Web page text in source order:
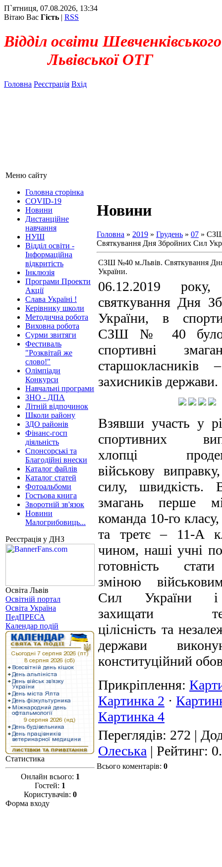
П`ятниця, 07.08.2026, 13:34
Вітаю Вас Гість | RSS
Відділ освіти
Львівської ОТГ
Головна Реєстрація Вхід
Меню сайту
Головна сторінка
COVID-19
Новини
Дистанційне
навчання
НУШ
Відділ освіти -
Інформаційна
відкритість
Інклюзія
Програми Проекти
Акції
Слава Україні !
Керівнику школи
Методична робота
Виховна робота
Сурми звитяги
Фестиваль
"Розквітай же
слово!"
Олімпіади
Конкурси
Навчальні програми
ЗНО - ДПА
Літній відпочинок
Школи району
ЗДО районів
Фінанс-госп
діяльність
Спонсорські та
Благодійні внески
Каталог файлів
Каталог статей
Фотоальбоми
Гостьова книга
Зворотній зв'язок
Новини
Малогрибовиць...
Реєстрація у ДНЗ
Освіта Львів
Освітній портал
Освіта Україна
ПедПРЕСА
Календар подій
Статистика
Онлайн всього: 1
Гостей: 1
Користувачів: 0
Форма входу
Новини
Головна » 2019 » Грудень » 07 »
Святкування Дня Збройних Сил
СЗШ №40 м.Львів. Святкування
України.
06.12.2019
святкування Дня
України, в
СЗШ № 40 було
спортивні
старшокласників
захисників держави.
Взявши участь у
спортивних
хлопці
військову
силу, швидкість.
змагань перше
команда 10-го
та третє – 11-А
чином, наші учні
готовність
зміною
Сил України і
захищати
цілісність та
держави
конституційний
Прикріплення:
Картинка 2 ·
Картинка 4
Переглядів: 272 |
Олеська | Рейтинг:
Всього коментарів: 0